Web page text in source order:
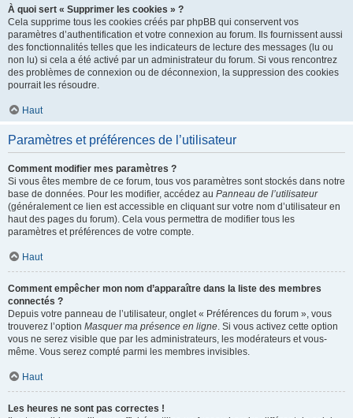
À quoi sert « Supprimer les cookies » ?
Cela supprime tous les cookies créés par phpBB qui conservent vos
paramètres d’authentification et votre connexion au forum. Ils fournissent aussi
des fonctionnalités telles que les indicateurs de lecture des messages (lu ou
non lu) si cela a été activé par un administrateur du forum. Si vous rencontrez
des problèmes de connexion ou de déconnexion, la suppression des cookies
pourrait les résoudre.
Haut
Paramètres et préférences de l’utilisateur
Comment modifier mes paramètres ?
Si vous êtes membre de ce forum, tous vos paramètres sont stockés dans notre
base de données. Pour les modifier, accédez au Panneau de l’utilisateur
(généralement ce lien est accessible en cliquant sur votre nom d’utilisateur en
haut des pages du forum). Cela vous permettra de modifier tous les
paramètres et préférences de votre compte.
Haut
Comment empêcher mon nom d’apparaître dans la liste des membres
connectés ?
Depuis votre panneau de l’utilisateur, onglet « Préférences du forum », vous
trouverez l’option Masquer ma présence en ligne. Si vous activez cette option
vous ne serez visible que par les administrateurs, les modérateurs et vous-
même. Vous serez compté parmi les membres invisibles.
Haut
Les heures ne sont pas correctes !